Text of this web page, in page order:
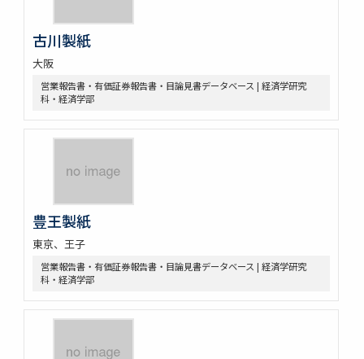
古川製紙
大阪
営業報告書・有価証券報告書・目論見書データベース | 経済学研究
科・経済学部
豊王製紙
東京、王子
営業報告書・有価証券報告書・目論見書データベース | 経済学研究
科・経済学部